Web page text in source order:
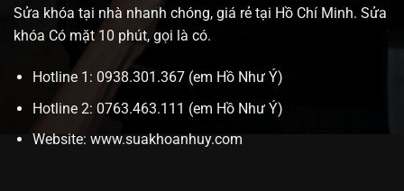
Sửa khóa tại nhà nhanh chóng, giá rẻ tại Hồ Chí Minh. Sửa
khóa Có mặt 10 phút, gọi là có.
Hotline 1: 0938.301.367 (em Hồ Như Ý)
Hotline 2: 0763.463.111 (em Hồ Như Ý)
Website: www.suakhoanhuy.com